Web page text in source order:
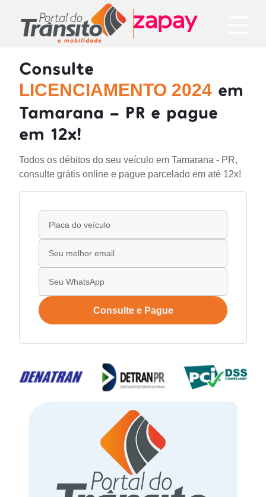
Consulte
LICENCIAMENTO 2024 em
Tamarana - PR e pague
em 12x!
Todos os débitos do seu veículo em Tamarana - PR,
consulte grátis online e pague parcelado em até 12x!
Consulte e Pague